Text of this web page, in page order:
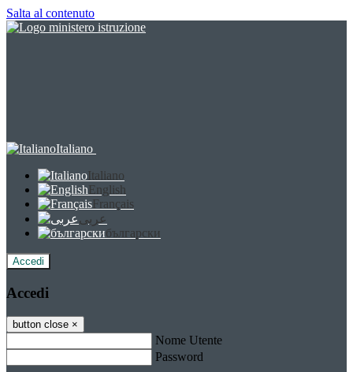
Salta al contenuto
Italiano
Italiano
English
Français
عربى
български
Accedi
Accedi
button close ×
Nome Utente
Password